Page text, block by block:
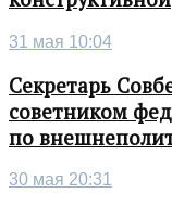
31 мая 10:04
Секретарь
советником
по
30 мая 20:31